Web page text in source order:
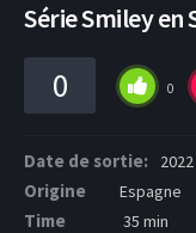
Série Smiley en
0 0
Date de sortie: 2022
Origine Espagne
Time 35 min